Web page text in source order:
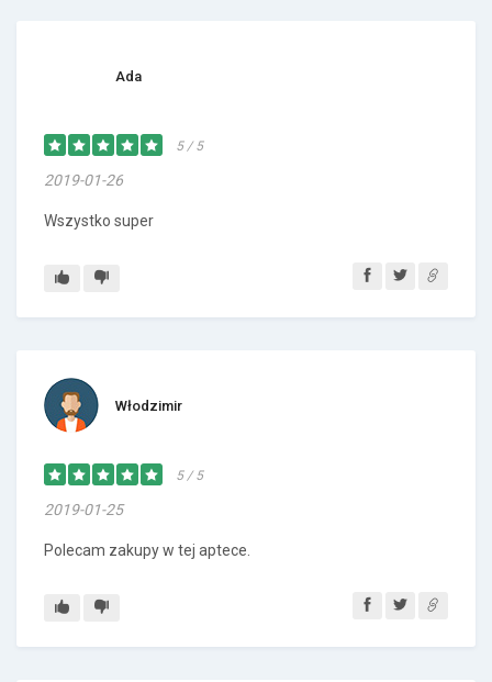
Ada
5 / 5
2019-01-26
Wszystko super
Włodzimir
5 / 5
2019-01-25
Polecam zakupy w tej aptece.